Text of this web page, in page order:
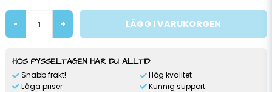
- + LÄGG I VARUKORGEN
HOS PYSSELTAGEN HAR DU ALLTID
Snabb frakt!
Låga priser
Hög kvalitet
Kunnig support